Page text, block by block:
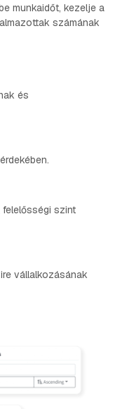
munkaidőt, kezelje a
számának
és
szint
vállalkozásának